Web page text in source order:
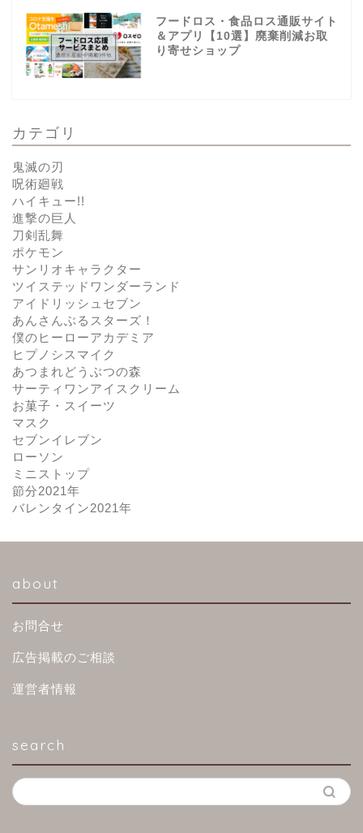
フードロス・食品ロス通販サイト
＆アプリ【10選】廃棄削減お取
り寄せショップ
カテゴリ
鬼滅の刃
呪術廻戦
ハイキュー!!
進撃の巨人
刀剣乱舞
ポケモン
サンリオキャラクター
ツイステッドワンダーランド
アイドリッシュセブン
あんさんぶるスターズ！
僕のヒーローアカデミア
ヒプノシスマイク
あつまれどうぶつの森
サーティワンアイスクリーム
お菓子・スイーツ
マスク
セブンイレブン
ローソン
ミニストップ
節分2021年
バレンタイン2021年
about
お問合せ
広告掲載のご相談
運営者情報
search